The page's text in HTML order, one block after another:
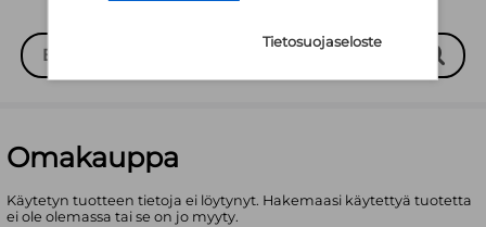
Omakauppa
Käytetyn tuotteen tietoja ei löytynyt. Hakemaasi käytettyä tuotetta
ei ole olemassa tai se on jo myyty.
Tietosuojaseloste